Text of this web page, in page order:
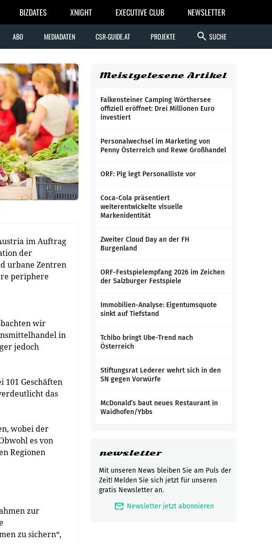
BIZDATES XNIGHT EXECUTIVE CLUB NEWSLETTER
ABO MEDIADATEN CSR-GUIDE.AT PROJEKTE search SUCHE
im Auftrag
der
urbane Zentren
periphere
wir
in
jedoch
Geschäften
das
wobei der
es von
Regionen
zur
zu sichern“,
Meistgelesene Artikel
Falkensteiner Camping Wörthersee
offiziell eröffnet: Drei Millionen Euro
investiert
Personalwechsel im Marketing von
Penny Österreich und Rewe Großhandel
ORF: Pig legt Personalliste vor
Coca-Cola präsentiert
weiterentwickelte visuelle
Markenidentität
Zweiter Cloud Day an der FH
Burgenland
ORF-Festspielempfang 2026 im Zeichen
der Salzburger Festspiele
Immobilien-Analyse: Eigentumsquote
sinkt auf Tiefstand
Tchibo bringt Ube-Trend nach
Österreich
Stiftungsrat Lederer wehrt sich in den
SN gegen Vorwürfe
McDonald’s baut neues Restaurant in
Waidhofen/Ybbs
newsletter
Mit unseren News bleiben Sie am Puls der
Zeit! Melden Sie sich jetzt für unseren
gratis Newsletter an.
mark_email_read Newsletter jetzt abonnieren